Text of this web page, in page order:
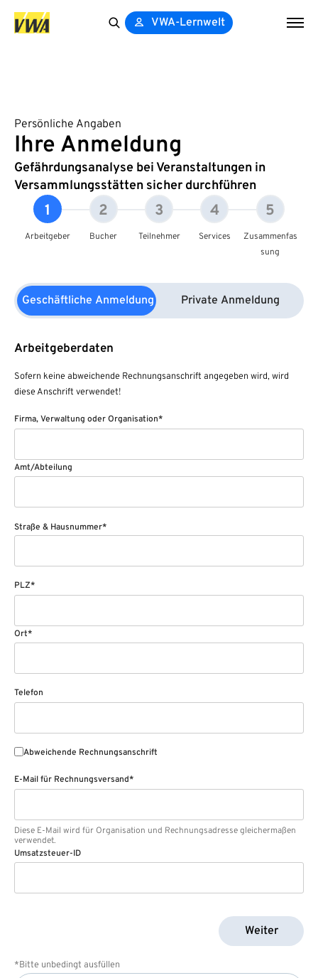
VWA-Lernwelt
Persönliche Angaben
Ihre Anmeldung
Gefährdungsanalyse bei Veranstaltungen in
Versammlungsstätten sicher durchführen
1
Arbeitgeber
2
Bucher
3
Teilnehmer
4
Services
5
Zusammenfas
sung
Geschäftliche Anmeldung Private Anmeldung
Arbeitgeberdaten
Sofern keine abweichende Rechnungsanschrift angegeben wird, wird
diese Anschrift verwendet!
Firma, Verwaltung oder Organisation*
Amt/Abteilung
Straße & Hausnummer*
PLZ*
Ort*
Telefon
Abweichende Rechnungsanschrift
E-Mail für Rechnungsversand*
Diese E-Mail wird für Organisation und Rechnungsadresse gleichermaßen
verwendet.
Umsatzsteuer-ID
Weiter
*Bitte unbedingt ausfüllen